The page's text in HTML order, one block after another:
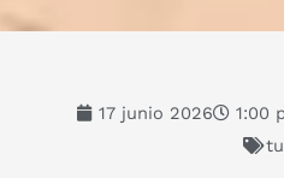
17 junio 2026 1:00